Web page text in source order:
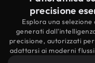
precisione
Esplora una
generati
precisione, autorizzati
adattarsi ai moderni